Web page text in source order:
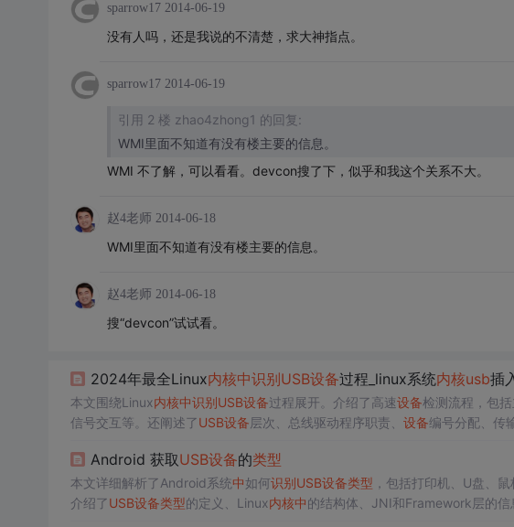
sparrow17 2014-06-19
没有人吗，还是我说的不清楚，求大神指点。
sparrow17 2014-06-19
引用 2 楼 zhao4zhong1 的回复:
WMI里面不知道有没有楼主要的信息。
WMI 不了解，可以看看。devcon搜了下，似乎和我这个关系不大。
赵4老师 2014-06-18
WMI里面不知道有没有楼主要的信息。
赵4老师 2014-06-18
搜“devcon”试试看。
2024年最全Linux内核中识别USB设备过程_linux系统内核usb插
本文围绕Linux内核中识别USB设备过程展开。介绍了高速设备检测流程，包括
信号交互等。还阐述了USB设备层次、总线驱动程序职责、 设备编号分配、传
Android 获取USB设备的类型
本文详细解析了Android系统中如何识别USB设备类型 ，包括打印机、U盘、
介绍了USB设备类型的定义、Linux内核中的结构体、JNI和Framework层的信